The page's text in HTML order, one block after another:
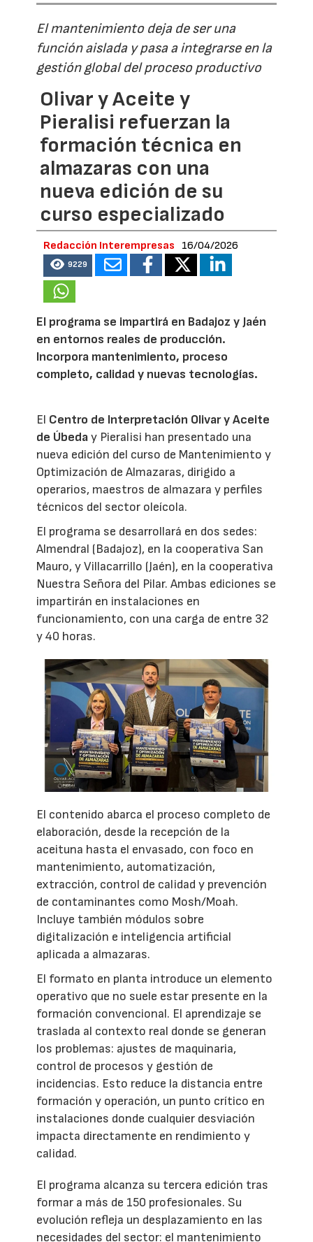
El mantenimiento deja de ser una
función aislada y pasa a integrarse en la
gestión global del proceso productivo
Olivar y Aceite y
Pieralisi refuerzan la
formación técnica en
almazaras con una
nueva edición de su
curso especializado
Redacción Interempresas 16/04/2026
9229
El programa se impartirá en Badajoz y Jaén
en entornos reales de producción.
Incorpora mantenimiento, proceso
completo, calidad y nuevas tecnologías.
El Centro de Interpretación Olivar y Aceite
de Úbeday Pieralisi han presentado una
nueva edición del curso de Mantenimiento y
Optimización de Almazaras, dirigido a
operarios, maestros de almazara y perfiles
técnicos del sector oleícola.
El programa se desarrollará en dos sedes:
Almendral (Badajoz), en la cooperativa San
Mauro, y Villacarrillo (Jaén), en la cooperativa
Nuestra Señora del Pilar. Ambas ediciones se
impartirán en instalaciones en
funcionamiento, con una carga de entre 32
y 40 horas.
El contenido abarca el proceso completo de
elaboración, desde la recepción de la
aceituna hasta el envasado, con foco en
mantenimiento, automatización,
extracción, control de calidad y prevención
de contaminantes como Mosh/Moah.
Incluye también módulos sobre
digitalización e inteligencia artificial
aplicada a almazaras.
El formato en planta introduce un elemento
operativo que no suele estar presente en la
formación convencional. El aprendizaje se
traslada al contexto real donde se generan
los problemas: ajustes de maquinaria,
control de procesos y gestión de
incidencias. Esto reduce la distancia entre
formación y operación, un punto crítico en
instalaciones donde cualquier desviación
impacta directamente en rendimiento y
calidad.
El programa alcanza su tercera edición tras
formar a más de 150 profesionales. Su
evolución refleja un desplazamiento en las
necesidades del sector: el mantenimiento